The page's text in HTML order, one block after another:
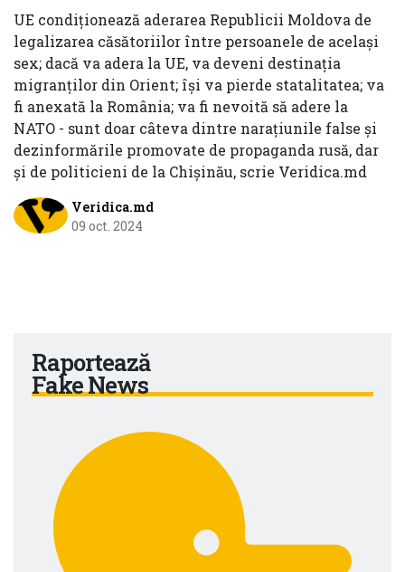
UE condiționează aderarea Republicii Moldova de
legalizarea căsătoriilor între persoanele de același
sex; dacă va adera la UE, va deveni destinația
migranților din Orient; își va pierde statalitatea; va
fi anexată la România; va fi nevoită să adere la
NATO - sunt doar câteva dintre narațiunile false și
dezinformările promovate de propaganda rusă, dar
și de politicieni de la Chișinău, scrie Veridica.md
Veridica.md
09 oct. 2024
Raportează
Fake News